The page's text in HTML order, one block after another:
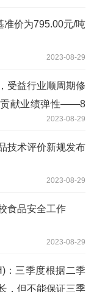
准价为795.00元/吨
2023-08-29
受益行业顺周期修
贡献业绩弹性——8
2023-08-29
技术评价新规发布
2023-08-29
食品安全工作
2023-08-29
：三季度根据二季
，但不能保证三季